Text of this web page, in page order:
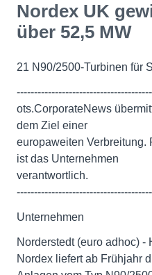
Nordex UK
über 52,5 MW
21 N90/2500-Turbinen für
ots.CorporateNews
dem Ziel einer
europaweiten Verbreitung.
ist das Unternehmen
verantwortlich.
Unternehmen
Norderstedt (euro adhoc) -
Nordex liefert ab Frühjahr